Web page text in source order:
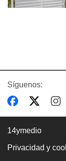
Síguenos:
14ymedio
Privacidad y